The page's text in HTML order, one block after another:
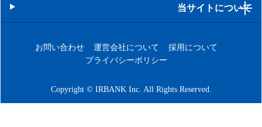
当サイトについて
お問い合わせ 運営会社について
採用について
プライバシーポリシー
Copyright © IRBANK Inc. All Rights Reserved.